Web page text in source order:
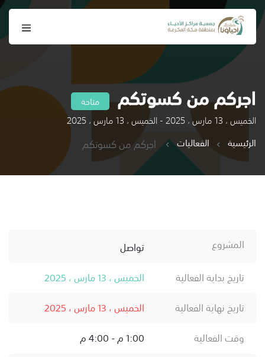
اجركم من كسوتكم متاحة
الخميس ، 13 مارس ، 2025 - الخميس ، 13 مارس ، 2025
الرئيسية
الفعاليات اجركم من كسوتكم
المشروع
تواصل
تاريخ بداية الفعالية
الخميس ، 13 مارس ، 2025
تاريخ نهاية الفعالية
الخميس ، 13 مارس ، 2025
وقت الفعالية
1:00 م - 4:00 م